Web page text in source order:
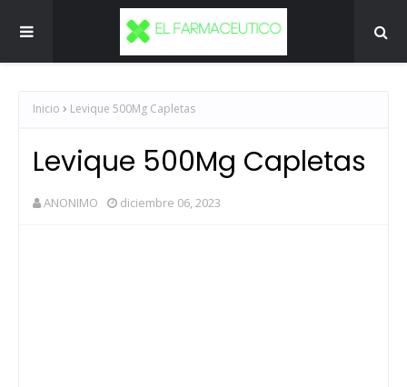
Inicio Levique 500Mg Capletas
Levique 500Mg Capletas
ANONIMO diciembre 06, 2023